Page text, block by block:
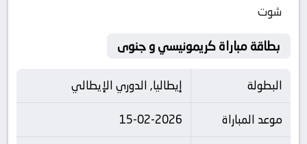
شوت
بطاقة مباراة كريمونيسي و جنوى
البطولة
إيطاليا, الدوري الإيطالي
موعد المباراة
15-02-2026